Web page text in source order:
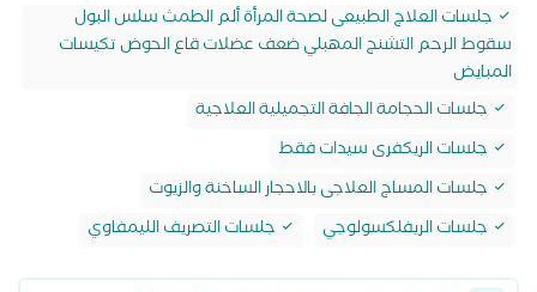
جلسات العلاج الطبيعى لصحة المرأة ألم الطمث سلس البول
سقوط الرحم التشنج المهبلي ضعف عضلات قاع الحوض تكيسات
المبايض
جلسات الحجامة الجافة التجميلية العلاجية
جلسات الريكفرى سيدات فقط
جلسات المساج العلاجى بالاحجار الساخنة والزيوت
جلسات الريفلكسولوجي
جلسات التصريف الليمفاوي